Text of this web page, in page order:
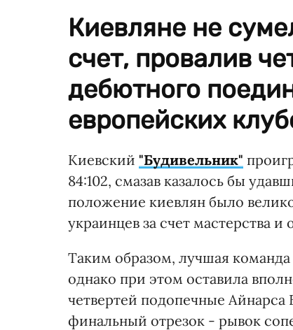
Киевляне не
счет, провалив
дебютного
европейских
Киевский "Будивельник"
84:102, смазав казалось бы
положение киевлян было
украинцев за счет мастерства и
Таким образом, лучшая
однако при этом оставила
четвертей подопечные Айнарса
финальный отрезок - рывок